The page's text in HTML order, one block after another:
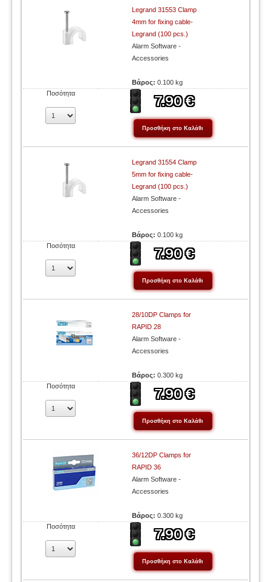
Legrand 31553 Clamp
4mm for fixing cable-
Legrand (100 pcs.)
Alarm Software -
Accessories
Βάρος:0.100 kg
Ποσότητα
Legrand 31554 Clamp
5mm for fixing cable-
Legrand (100 pcs.)
Alarm Software -
Accessories
Βάρος:0.100 kg
Ποσότητα
28/10DP Clamps for
RAPID 28
Alarm Software -
Accessories
Βάρος:0.300 kg
Ποσότητα
36/12DP Clamps for
RAPID 36
Alarm Software -
Accessories
Βάρος:0.300 kg
Ποσότητα